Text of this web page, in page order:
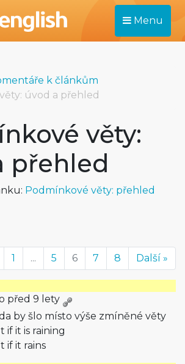
Menu
k článkům
úvod a přehled
věty:
přehled
Podmínkové věty: přehled
1 ... 5 6 7 8 Další »
před 9 lety
by šlo místo výše zmíněné věty
if it is raining
if it rains